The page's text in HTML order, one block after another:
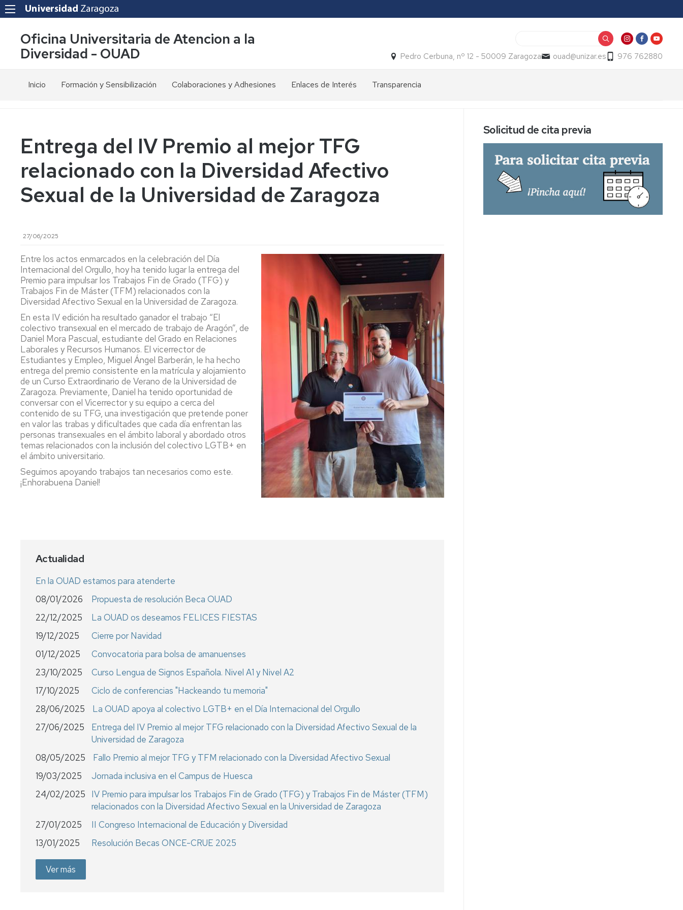
Oficina Universitaria de Atencion a la
Diversidad - OUAD
Pedro Cerbuna, nº 12 - 50009 Zaragoza ouad@unizar.es 976 762880
Inicio
Compromisos
de
Misión
y
Visión
prestamos
Formación y Sensibilización
Accesibilidad
Digital
Diversidad
afectivo
sexual
Colaboraciones y Adhesiones
Red
RUD
Coro
Cantatutti
Proyecto
Enlaces de Interés Transparencia
Premio
Solidarios
y
Congresos
Entrega del IV Premio al mejor TFG
relacionado con la Diversidad Afectivo
Sexual de la Universidad de Zaragoza
27/06/2025
Entre los actos enmarcados en la celebración del Día
Internacional del Orgullo, hoy ha tenido lugar la entrega del
Premio para impulsar los Trabajos Fin de Grado (TFG) y
Trabajos Fin de Máster (TFM) relacionados con la
Diversidad Afectivo Sexual en la Universidad de Zaragoza.
En esta IV edición ha resultado ganador el trabajo “El
colectivo transexual en el mercado de trabajo de Aragón”, de
Daniel Mora Pascual, estudiante del Grado en Relaciones
Laborales y Recursos Humanos. El vicerrector de
Estudiantes y Empleo, Miguel Ángel Barberán, le ha hecho
entrega del premio consistente en la matrícula y alojamiento
de un Curso Extraordinario de Verano de la Universidad de
Zaragoza. Previamente, Daniel ha tenido oportunidad de
conversar con el Vicerrector y su equipo a cerca del
contenido de su TFG, una investigación que pretende poner
en valor las trabas y dificultades que cada día enfrentan las
personas transexuales en el ámbito laboral y abordado otros
temas relacionados con la inclusión del colectivo LGTB+ en
el ámbito universitario.
Seguimos apoyando trabajos tan necesarios como este.
¡Enhorabuena Daniel!
Actualidad
En la OUAD estamos para atenderte
08/01/2026
Propuesta de resolución Beca OUAD
22/12/2025
La OUAD os deseamos FELICES FIESTAS
19/12/2025
Cierre por Navidad
01/12/2025
Convocatoria para bolsa de amanuenses
23/10/2025
Curso Lengua de Signos Española. Nivel A1 y Nivel A2
17/10/2025
Ciclo de conferencias "Hackeando tu memoria"
28/06/2025
La OUAD apoya al colectivo LGTB+ en el Día Internacional del Orgullo
27/06/2025
Entrega del IV Premio al mejor TFG relacionado con la Diversidad Afectivo Sexual de la
Universidad de Zaragoza
08/05/2025
Fallo Premio al mejor TFG y TFM relacionado con la Diversidad Afectivo Sexual
19/03/2025
Jornada inclusiva en el Campus de Huesca
24/02/2025
IV Premio para impulsar los Trabajos Fin de Grado (TFG) y Trabajos Fin de Máster (TFM)
relacionados con la Diversidad Afectivo Sexual en la Universidad de Zaragoza
27/01/2025
II Congreso Internacional de Educación y Diversidad
13/01/2025
Resolución Becas ONCE-CRUE 2025
Ver más
Solicitud de cita previa